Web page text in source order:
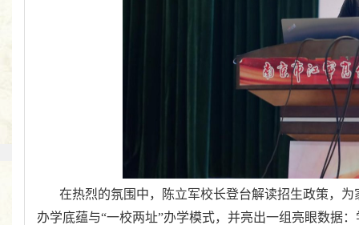
在热烈的氛围中，陈立军校长登台解读招生政策，
办学底蕴与“一校两址”办学模式，并亮出一组亮眼数据